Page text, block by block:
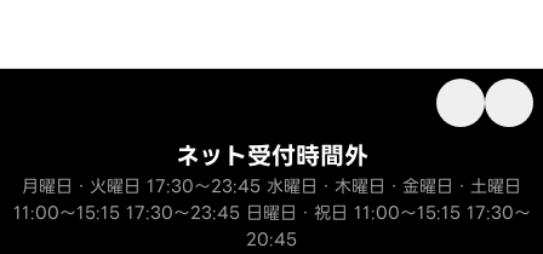
ネット受付時間外
月曜日・火曜日 17:30～23:45 水曜日・木曜日・金曜日・土曜日
11:00～15:15 17:30～23:45 日曜日・祝日 11:00～15:15 17:30～
20:45